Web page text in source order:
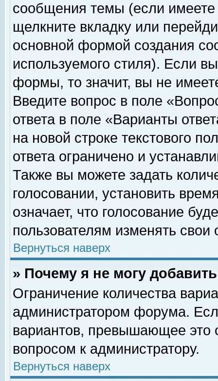
сообщения темы (если
щелкните вкладку или
основной формой создания
используемого стиля). Если
формы, то значит, вы не
Введите вопрос в поле
ответа в поле «Варианты
на новой строке текстового
ответа ограничено и
Также вы можете задать
голосовании, установить
означает, что голосование
пользователям изменять свои
Вернуться наверх
» Почему я не могу
Ограничение количества
администратором форума.
вариантов, превышающее это
вопросом к администратору.
Вернуться наверх